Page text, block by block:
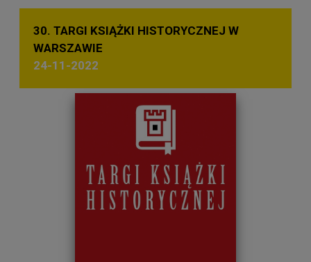
30. TARGI KSIĄŻKI HISTORYCZNEJ W
WARSZAWIE
24-11-2022